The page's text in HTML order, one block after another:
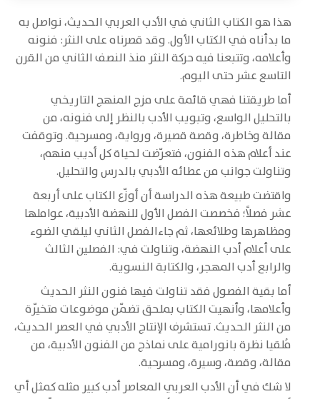
هذا هو الكتاب الثاني في الأدب العربي الحديث، نواصل به
ما بدأناه في الكتاب الأول. وقد قصرناه على النثر: فنونه
وأعلامه، وتتبعنا فيه حركة النثر منذ النصف الثاني من القرن
التاسع عشر حتى اليوم.
أما طريقتنا فهي قائمة على مزج المنهج التاريخي
بالتحليل الواسع، وتبويب الأدب بالنظر إلى فنونه، من
مقالة وخاطرة، وقصة قصيرة، ورواية، ومسرحية. وتوقفت
عند أعلام هذه الفنون، فتعرّضت لحياة كل أديب منهم،
وتناولت جوانب من عطائه الأدبي بالدرس والتحليل.
واقتضت طبيعة هذه الدراسة أن أوزّع الكتاب على أربعة
عشر فصلاً؛ فخصصت الفصل الأول للنهضة الأدبية، عواملها
ومظاهرها وطلائعها، ثم جاءالفصل الثاني ليلقي الضوء
على أعلام أدب النهضة، وتناولت في: الفصلين الثالث
والرابع أدب المهجر، والكتابة النسوية.
أما بقية الفصول فقد تناولت فيها فنون النثر الحديث
وأعلامها، وأنهيت الكتاب بملحق تضمّن موضوعات متخيّرة
من النثر الحديث. تستشرف الإنتاج الأدبي في العصر الحديث،
مُلقيا نظرة بانورامية على نماذج من الفنون الأدبية، من
مقالة، وقصة، وسيرة، ومسرحية.
لا شك في أن الأدب العربي المعاصر أدب كبير مثله كمثل أي